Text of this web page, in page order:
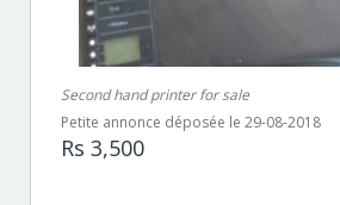
Second hand printer for sale
Petite annonce déposée le 29-08-2018
Rs 3,500